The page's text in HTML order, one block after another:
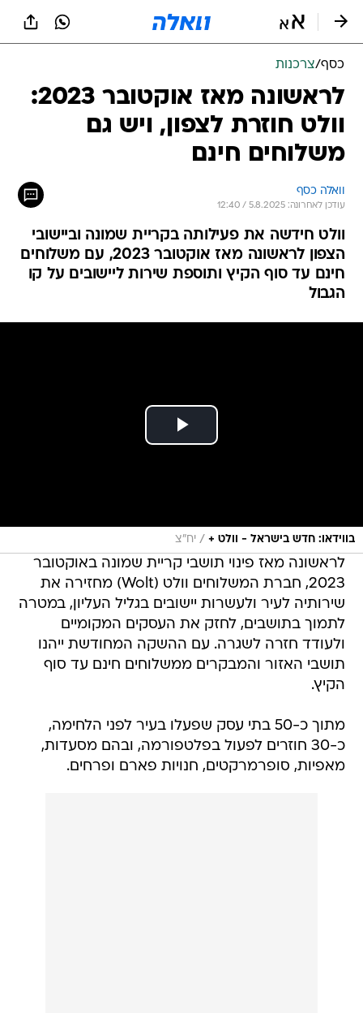
כסף/צרכנות
לראשונה מאז אוקטובר 2023:
וולט חוזרת לצפון, ויש גם
משלוחים חינם
וואלה כסף
עודכן לאחרונה: 5.8.2025 / 12:40
וולט חידשה את פעילותה בקריית שמונה וביישובי
הצפון לראשונה מאז אוקטובר 2023, עם משלוחים
חינם עד סוף הקיץ ותוספת שירות ליישובים על קו
הגבול
בווידאו: חדש בישראל - וולט + / יח"צ
לראשונה מאז פינוי תושבי קריית שמונה באוקטובר
2023, חברת המשלוחים וולט (Wolt) מחזירה את
שירותיה לעיר ולעשרות יישובים בגליל העליון, במטרה
לתמוך בתושבים, לחזק את העסקים המקומיים
ולעודד חזרה לשגרה. עם ההשקה המחודשת ייהנו
תושבי האזור והמבקרים ממשלוחים חינם עד סוף
הקיץ.
מתוך כ-50 בתי עסק שפעלו בעיר לפני הלחימה,
כ-30 חוזרים לפעול בפלטפורמה, ובהם מסעדות,
מאפיות, סופרמרקטים, חנויות פארם ופרחים.